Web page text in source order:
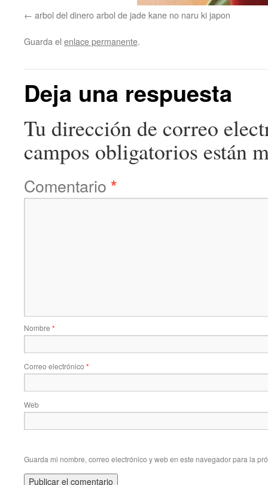
arbol del dinero arbol de jade kane no naru ki japon
Guarda el enlace permanente.
Deja una respuesta
Tu dirección de correo
campos obligatorios están
Comentario *
Nombre *
Correo electrónico *
Web
Guarda mi nombre, correo electrónico y web en este navegador para la